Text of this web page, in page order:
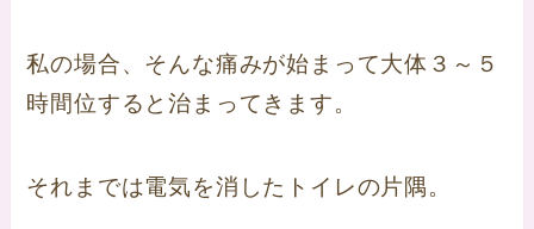
私の場合、そんな痛みが始まって大体３～５
時間位すると治まってきます。
それまでは電気を消したトイレの片隅。